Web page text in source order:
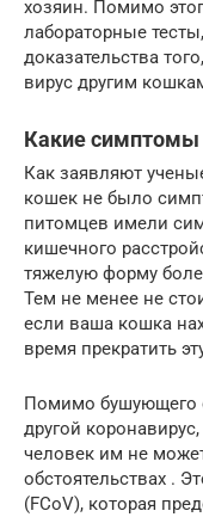
хозяин. Помимо
лабораторные
доказательства
вирус другим
Какие симптомы
Как заявляют
кошек не было
питомцев имели
кишечного
тяжелую форму
Тем не менее не
если ваша кошка
время прекратить
Помимо бушующего
другой
человек им не
обстоятельствах .
(FCoV), которая